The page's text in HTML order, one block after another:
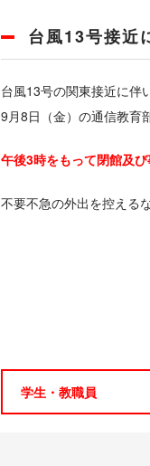
台風13号接近
台風13号の関東接近に伴
9月8日（金）の通信教育
午後3時をもって閉館及び
不要不急の外出を控える
学生・教職員